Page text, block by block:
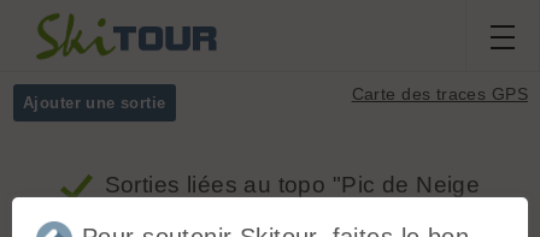
Carte des traces GPS
Ajouter une sortie
Sorties liées au topo "Pic de Neige
Cordier, Du Pré de Madame Carle par le